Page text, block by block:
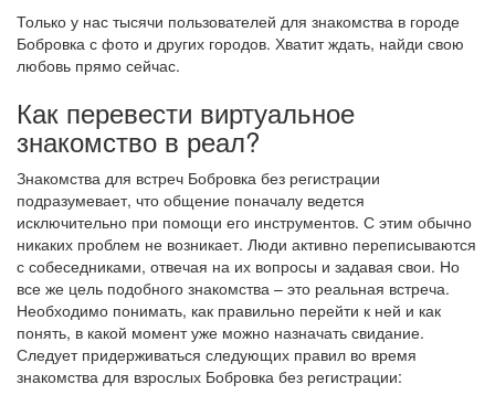
Только у нас тысячи пользователей для знакомства в городе
Бобровка с фото и других городов. Хватит ждать, найди свою
любовь прямо сейчас.
Как перевести виртуальное
знакомство в реал?
Знакомства для встреч Бобровка без регистрации
подразумевает, что общение поначалу ведется
исключительно при помощи его инструментов. С этим обычно
никаких проблем не возникает. Люди активно переписываются
с собеседниками, отвечая на их вопросы и задавая свои. Но
все же цель подобного знакомства – это реальная встреча.
Необходимо понимать, как правильно перейти к ней и как
понять, в какой момент уже можно назначать свидание.
Следует придерживаться следующих правил во время
знакомства для взрослых Бобровка без регистрации: